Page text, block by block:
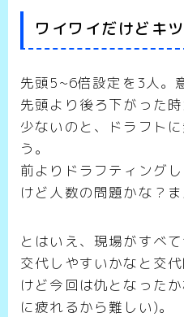
ワイワイだけどキ
先頭5~6倍設定を3人。
先頭より後ろ下がった
少ないのと、ドラフト
う。
前よりドラフティング
けど人数の問題かな？
とはいえ、現場がすべて
交代しやすいかなと交
けど今回は仇となった
に疲れるから難しい)。